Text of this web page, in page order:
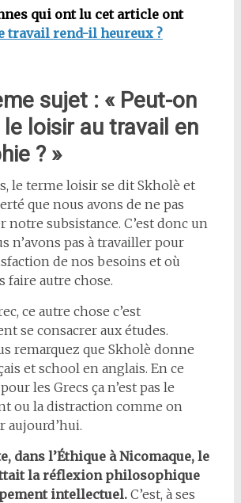
qui ont lu cet article ont
travail rend-il heureux ?
sujet : « Peut-on
loisir au travail en
? »
le terme loisir se dit Skholè et
que nous avons de ne pas
notre subsistance. C’est donc un
n’avons pas à travailler pour
de nos besoins et où
faire autre chose.
ce autre chose c’est
se consacrer aux études.
remarquez que Skholè donne
et school en anglais. En ce
les Grecs ça n’est pas le
ou la distraction comme on
aujourd’hui.
dans l’Éthique à Nicomaque, le
la réflexion philosophique
intellectuel.C’est, à ses